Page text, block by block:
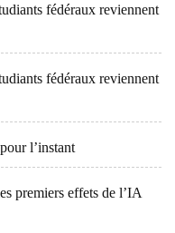
fédéraux reviennent
fédéraux reviennent
l’instant
premiers effets de l’IA